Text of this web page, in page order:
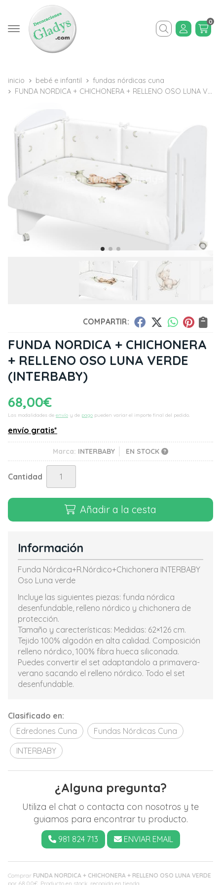
Buscar
0
inicio bebé e infantil
fundas nórdicas cuna
FUNDA NORDICA + CHICHONERA + RELLENO OSO LUNA VERDE
COMPARTIR:
FUNDA NORDICA + CHICHONERA
+ RELLENO OSO LUNA VERDE
(INTERBABY)
68,00€
Las modalidades de envío y de pago pueden variar el importe final del pedido.
envío gratis*
Marca: INTERBABY EN STOCK
Cantidad
Añadir a la cesta
Comprar FUNDA NORDICA + CHICHONERA + RELLENO OSO LUNA VERDE
por 68,00€ . Producto en stock, recogida en tienda.
Información
Funda Nórdica+R.Nórdico+Chichonera INTERBABY
Oso Luna verde
Incluye las siguientes piezas: funda nórdica
desenfundable, relleno nórdico y chichonera de
protección.
Tamaño y carecterísticas: Medidas: 62×126 cm.
Tejido 100% algodón en alta calidad. Composición
relleno nórdico, 100% fibra hueca siliconada.
Puedes convertir el set adaptandolo a primavera-
verano sacando el relleno nórdico. Todo el set
desenfundable.
Clasificado en:
Edredones Cuna
Fundas Nórdicas Cuna
INTERBABY
¿Alguna pregunta?
Utiliza el chat o contacta con nosotros y te
guiamos para encontrar tu producto.
981 824 713 ENVIAR EMAIL